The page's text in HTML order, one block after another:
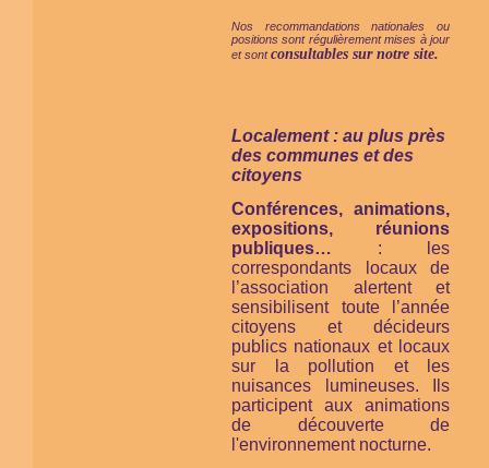
Nos recommandations nationales ou
positions sont régulièrement mises à jour
et sontconsultables sur notre site.
Localement : au plus près
des communes et des
citoyens
Conférences, animations,
expositions, réunions
publiques… : les
correspondants locaux de
l’association alertent et
sensibilisent toute l’année
citoyens et décideurs
publics nationaux et locaux
sur la pollution et les
nuisances lumineuses. Ils
participent aux animations
de découverte de
l'environnement nocturne.